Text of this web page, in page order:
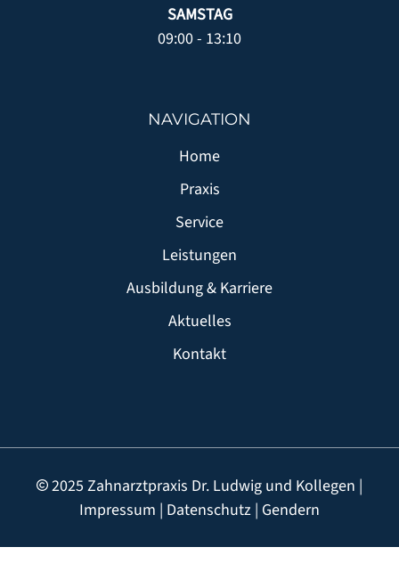
AUSBILDUNG & KARRIERE
SAMSTAG
09:00 - 13:10
NAVIGATION
Home
Praxis
Service
Leistungen
Ausbildung & Karriere
Aktuelles
Kontakt
2025 Zahnarztpraxis Dr. Ludwig und Kollegen |
Impressum | Datenschutz | Gendern